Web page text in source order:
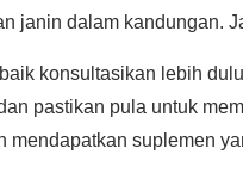
janin dalam kandungan.
konsultasikan lebih
pastikan pula untuk
mendapatkan suplemen